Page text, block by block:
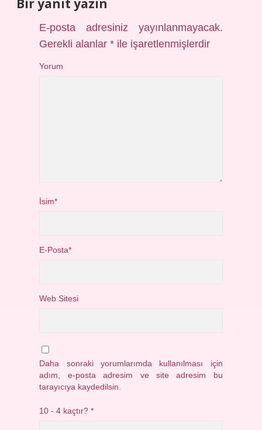
Bir yanıt yazın
E-posta adresiniz yayınlanmayacak.
Gerekli alanlar* ile işaretlenmişlerdir
Yorum
İsim*
E-Posta*
Web Sitesi
Daha sonraki yorumlarımda kullanılması için
adım, e-posta adresim ve site adresim bu
tarayıcıya kaydedilsin.
10 - 4 kaçtır?*